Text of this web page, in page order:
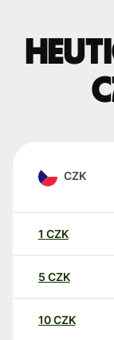
CZK
1 CZK
5 CZK
10CZK